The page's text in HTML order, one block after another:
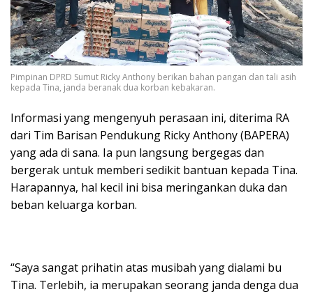
Pimpinan DPRD Sumut Ricky Anthony berikan bahan pangan dan tali asih
kepada Tina, janda beranak dua korban kebakaran.
Informasi yang mengenyuh perasaan ini, diterima RA
dari Tim Barisan Pendukung Ricky Anthony (BAPERA)
yang ada di sana. Ia pun langsung bergegas dan
bergerak untuk memberi sedikit bantuan kepada Tina.
Harapannya, hal kecil ini bisa meringankan duka dan
beban keluarga korban.
“Saya sangat prihatin atas musibah yang dialami bu
Tina. Terlebih, ia merupakan seorang janda denga dua